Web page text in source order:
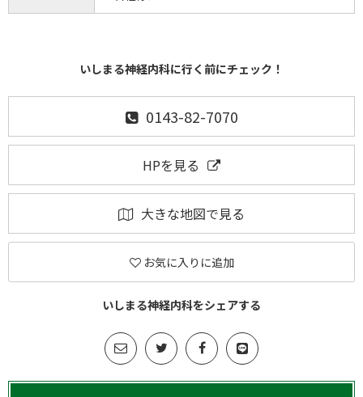
いしまる神経内科に行く前にチェック！
0143-82-7070
HPを見る
大きな地図で見る
お気に入りに追加
いしまる神経内科をシェアする